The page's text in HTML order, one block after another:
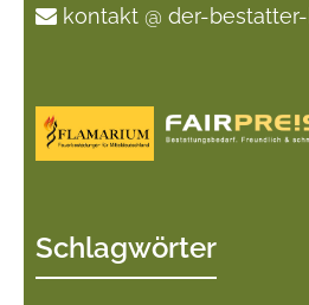
kontakt @ der-
Schlagwörter